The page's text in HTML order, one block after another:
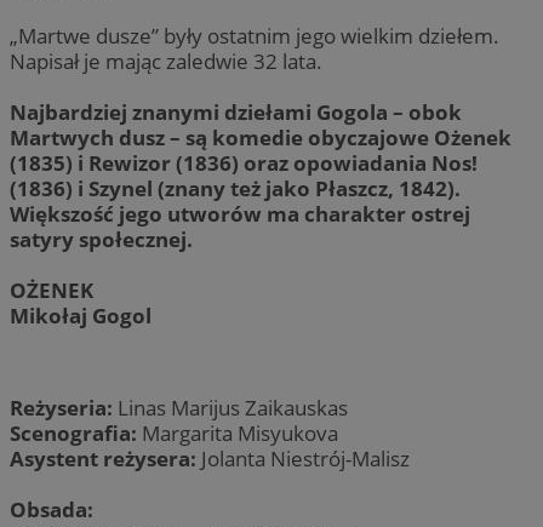
„Martwe dusze” były ostatnim jego wielkim dziełem.
Napisał je mając zaledwie 32 lata.
Najbardziej znanymi dziełami Gogola – obok
Martwych dusz – są komedie obyczajowe Ożenek
(1835) i Rewizor (1836) oraz opowiadania Nos!
(1836) i Szynel (znany też jako Płaszcz, 1842).
Większość jego utworów ma charakter ostrej
satyry społecznej.
OŻENEK
Mikołaj Gogol
Reżyseria: Linas Marijus Zaikauskas
Scenografia: Margarita Misyukova
Asystent reżysera: Jolanta Niestrój-Malisz
Obsada: